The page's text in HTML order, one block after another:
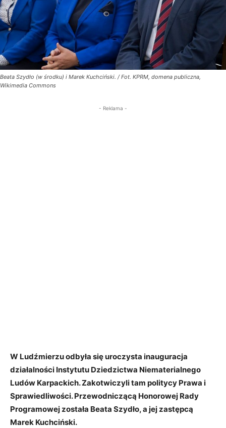
Beata Szydło (w środku) i Marek Kuchciński. / Fot. KPRM, domena publiczna,
Wikimedia Commons
- Reklama -
W Ludźmierzu odbyła się uroczysta inauguracja
działalności Instytutu Dziedzictwa Niematerialnego
Ludów Karpackich. Zakotwiczyli tam politycy Prawa i
Sprawiedliwości. Przewodniczącą Honorowej Rady
Programowej została Beata Szydło, a jej zastępcą
Marek Kuchciński.